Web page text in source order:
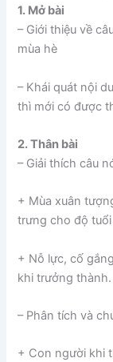
1. Mở bài
– Giới thiệu về
mùa hè
– Khái quát nội
thì mới có được
2. Thân bài
– Giải thích câu
+ Mùa xuân
trưng cho độ
+ Nỗ lực, cố
khi trưởng thành.
– Phân tích và
+ Con người khi